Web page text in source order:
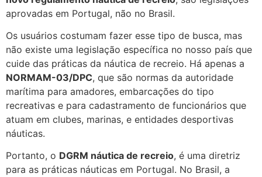
aprovadas em Portugal, não no Brasil.
Os usuários costumam fazer esse tipo de busca, mas
não existe uma legislação específica no nosso país que
cuide das práticas da náutica de recreio. Há apenas a
NORMAM-03/DPC, que são normas da autoridade
marítima para amadores, embarcações do tipo
recreativas e para cadastramento de funcionários que
atuam em clubes, marinas, e entidades desportivas
náuticas.
Portanto, o DGRM náutica de recreio, é uma diretriz
para as práticas náuticas em Portugal. No Brasil, a